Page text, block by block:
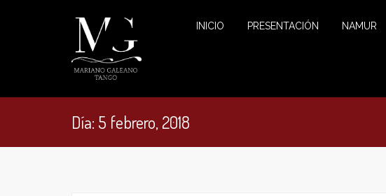
INICIO PRESENTACIÓN NAMUR
Día: 5 febrero, 2018